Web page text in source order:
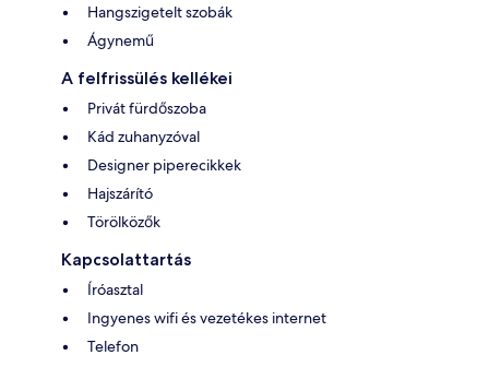
Hangszigetelt szobák
Ágynemű
A felfrissülés kellékei
Privát fürdőszoba
Kád zuhanyzóval
Designer piperecikkek
Hajszárító
Törölközők
Kapcsolattartás
Íróasztal
Ingyenes wifi és vezetékes internet
Telefon